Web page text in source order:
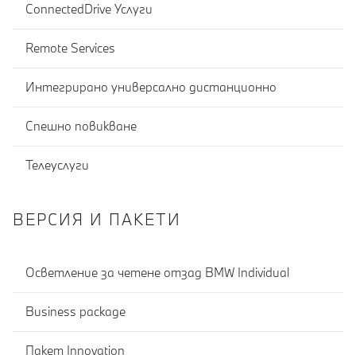
ConnectedDrive Услуги
Remote Services
Интегрирано универсално дистанционно
Спешно повикване
Телеуслуги
ВЕРСИЯ И ПАКЕТИ
Осветление за четене отзад BMW Individual
Business package
Пакет Innovation